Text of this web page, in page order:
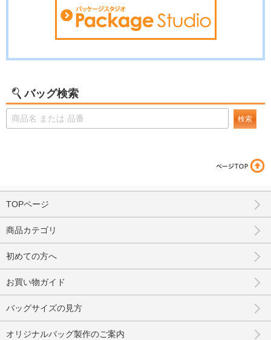
バッグ検索
検索
TOPページ
商品カテゴリ
初めての方へ
お買い物ガイド
バッグサイズの見方
オリジナルバッグ製作のご案内